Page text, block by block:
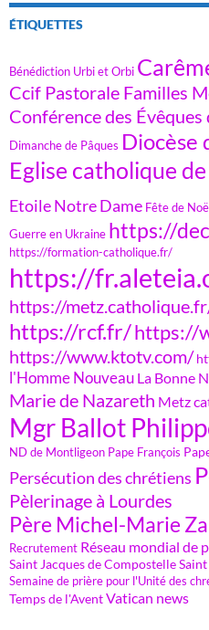
ÉTIQUETTES
Bénédiction Urbi et Orbi
Ccif Pastorale Familles
Conférence des Évêques
Dimanche de Pâques Diocèse
Eglise catholique
Etoile Notre Dame Fête de
Guerre en Ukraine https://
https://formation-catholique.fr/
https://
https://
https://rcf.fr/https://
https://www.ktotv.com/
l'Homme Nouveau La Bonne
Marie de Nazareth Metz
Mgr Ballot
ND de Montligeon Pape François
Persécution des chrétiens
Pèlerinage à Lourdes
Père Michel-Marie
Recrutement Réseau mondial de
Saint Jacques de Compostelle
Semaine de prière pour l'Unité des
Temps de l'AventVatican news